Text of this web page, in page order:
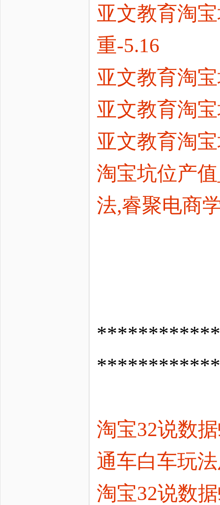
亚文教育淘
重-5.16
亚文教育淘
亚文教育淘
亚文教育淘
淘宝坑位产
法,睿聚电商
淘宝32说数
通车白车玩
淘宝32说数